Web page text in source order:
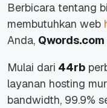
Berbicara tentang
membutuhkan web
Anda, Qwords.com
Mulai dari 44rb
layanan hosting
bandwidth, 99.9%